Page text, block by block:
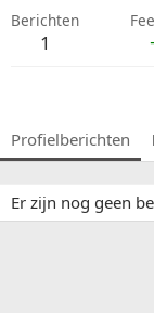
Berichten
1
Profielberichten
Er zijn nog geen